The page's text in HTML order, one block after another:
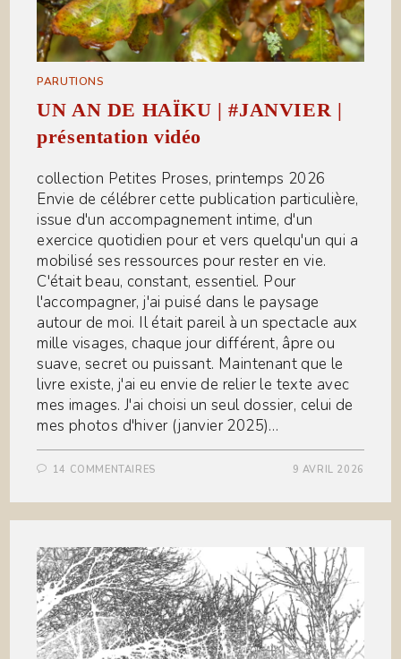
PARUTIONS
UN AN DE HAÏKU | #JANVIER |
présentation vidéo
collection Petites Proses, printemps 2026
Envie de célébrer cette publication particulière,
issue d'un accompagnement intime, d'un
exercice quotidien pour et vers quelqu'un qui a
mobilisé ses ressources pour rester en vie.
C'était beau, constant, essentiel. Pour
l'accompagner, j'ai puisé dans le paysage
autour de moi. Il était pareil à un spectacle aux
mille visages, chaque jour différent, âpre ou
suave, secret ou puissant. Maintenant que le
livre existe, j'ai eu envie de relier le texte avec
mes images. J'ai choisi un seul dossier, celui de
mes photos d'hiver (janvier 2025)…
14 COMMENTAIRES 9 AVRIL 2026